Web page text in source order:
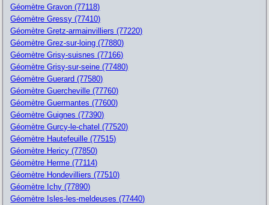
Géomètre Gravon (77118)
Géomètre Gressy (77410)
Géomètre Gretz-armainvilliers (77220)
Géomètre Grez-sur-loing (77880)
Géomètre Grisy-suisnes (77166)
Géomètre Grisy-sur-seine (77480)
Géomètre Guerard (77580)
Géomètre Guercheville (77760)
Géomètre Guermantes (77600)
Géomètre Guignes (77390)
Géomètre Gurcy-le-chatel (77520)
Géomètre Hautefeuille (77515)
Géomètre Hericy (77850)
Géomètre Herme (77114)
Géomètre Hondevilliers (77510)
Géomètre Ichy (77890)
Géomètre Isles-les-meldeuses (77440)